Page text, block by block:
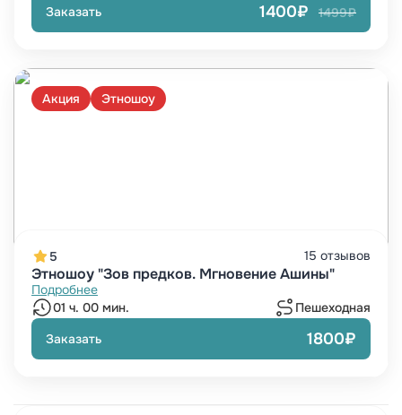
Заказать
1400₽ 1499₽
Акция Этношоу
5 15 отзывов
Этношоу "Зов предков. Мгновение Ашины"
Подробнее
01 ч. 00 мин.
Пешеходная
Заказать
1800₽